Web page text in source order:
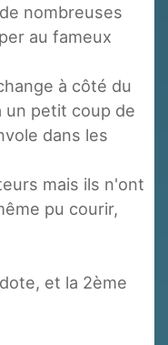
nombreuses
au fameux
à côté du
un petit coup de
dans les
mais ils n'ont
pu courir,
et la 2ème